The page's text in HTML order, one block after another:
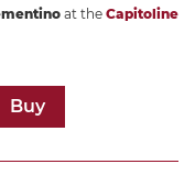
at the Capitoline
Buy